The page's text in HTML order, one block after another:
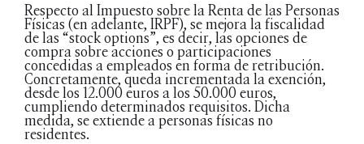
Respecto al Impuesto sobre la Renta de las Personas
Físicas (en adelante, IRPF), se mejora la fiscalidad
de las “stock options”, es decir, las opciones de
compra sobre acciones o participaciones
concedidas a empleados en forma de retribución.
Concretamente, queda incrementada la exención,
desde los 12.000 euros a los 50.000 euros,
cumpliendo determinados requisitos. Dicha
medida, se extiende a personas físicas no
residentes.